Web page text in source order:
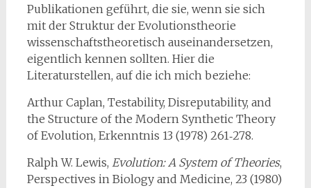
Publikationen geführt, die sie, wenn sie sich
mit der Struktur der Evolutionstheorie
wissenschaftstheo­retisch auseinandersetzen,
eigentlich kennen sollten. Hier die
Literaturstellen, auf die ich mich beziehe:
Arthur Caplan, Testability, Disreputability, and
the Structure of the Modern Synthetic Theory
of Evolu­tion, Erkenntnis 13 (1978) 261‑278.
Ralph W. Lewis, Evolution: A System of Theories,
Perspectives in Biology and Medicine, 23 (1980)